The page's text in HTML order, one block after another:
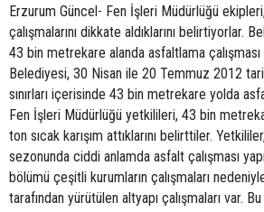
Erzurum Güncel- Fen İşleri Müdürlüğü
çalışmalarını dikkate aldıklarını belirtiyorlar.
43 bin metrekare alanda asfaltlama çalışması
Belediyesi, 30 Nisan ile 20 Temmuz 2012
sınırları içerisinde 43 bin metrekare yolda
Fen İşleri Müdürlüğü yetkilileri, 43 bin
ton sıcak karışım attıklarını belirttiler.
sezonunda ciddi anlamda asfalt çalışması
bölümü çeşitli kurumların çalışmaları
tarafından yürütülen altyapı çalışmaları var.